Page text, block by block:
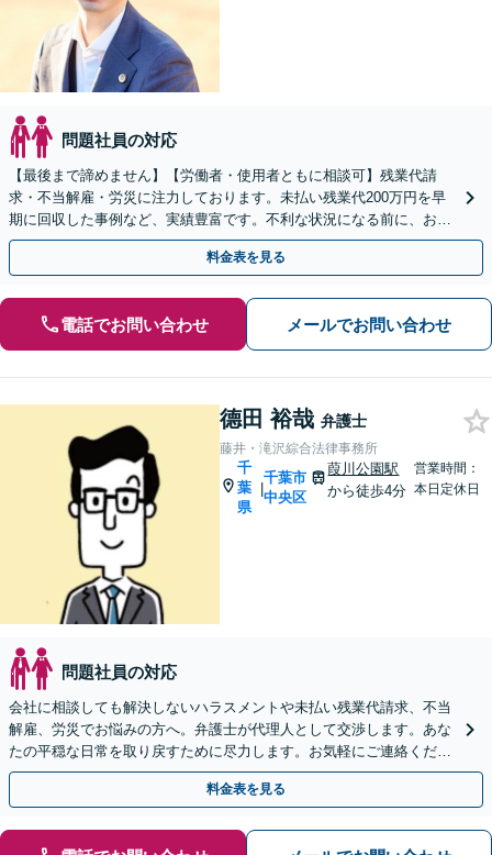
問題社員の対応
【最後まで諦めません】【労働者・使用者ともに相談可】残業代請
求・不当解雇・労災に注力しております。未払い残業代200万円を早
期に回収した事例など、実績豊富です。不利な状況になる前に、お困
りでしたら、お早めに弁護士にご相談ください。
料金表を見る
電話でお問い合わせ メールでお問い合わせ
德田 裕哉 弁護士
藤井・滝沢綜合法律事務所
千
葉
県
|
千葉市
中央区
葭川公園駅
から徒歩4分
営業時間：
本日定休日
問題社員の対応
会社に相談しても解決しないハラスメントや未払い残業代請求、不当
解雇、労災でお悩みの方へ。弁護士が代理人として交渉します。あな
たの平穏な日常を取り戻すために尽力します。お気軽にご連絡くださ
い。【事前予約で休日・夜間面談可】
料金表を見る